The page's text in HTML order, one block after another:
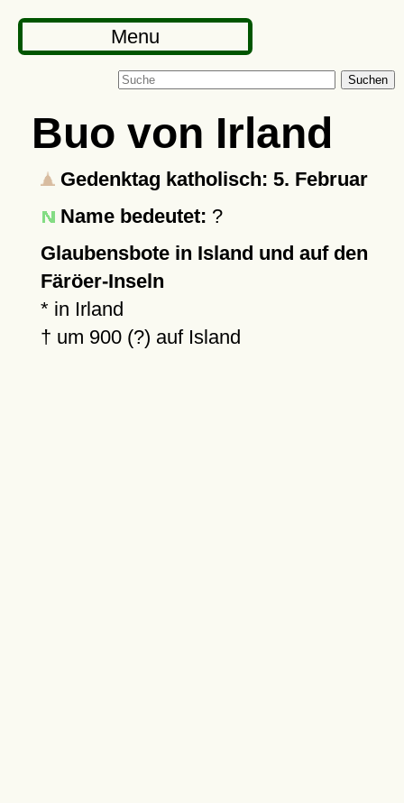
Menu
Suchen
Buo von Irland
Gedenktag katholisch: 5. Februar
Name bedeutet: ?
Glaubensbote in Island und auf den
Färöer-Inseln
* in Irland
† um 900 (?) auf Island